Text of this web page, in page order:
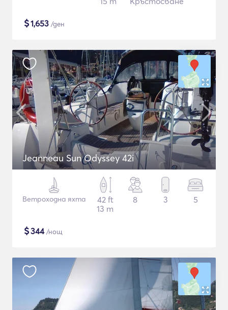
$1,653 /ден
Jeanneau Sun Odyssey 42i
Ветроходна яхта
42 ft
13 m
8 3 5
$344/нощ